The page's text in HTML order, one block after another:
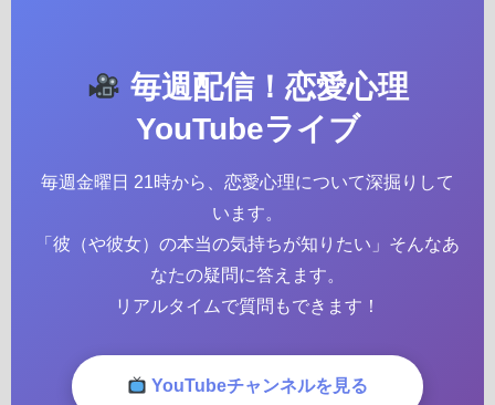
毎週配信！恋愛心理
YouTubeライブ
毎週金曜日 21時から、恋愛心理について深掘りして
います。
「彼（や彼女）の本当の気持ちが知りたい」そんなあ
なたの疑問に答えます。
リアルタイムで質問もできます！
YouTubeチャンネルを見る